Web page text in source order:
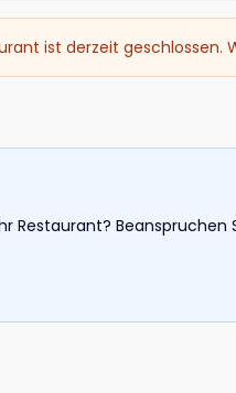
ist derzeit geschlossen.
Restaurant?